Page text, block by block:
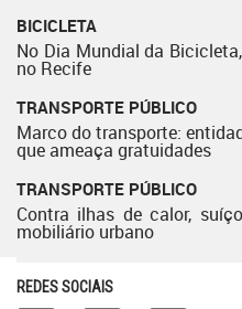
BICICLETA
No Dia Mundial da
no Recife
TRANSPORTE PÚBLICO
Marco do transporte:
que ameaça gratuidades
TRANSPORTE PÚBLICO
Contra ilhas de calor,
mobiliário urbano
REDES SOCIAIS